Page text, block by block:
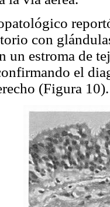
con
un estroma de
el
(Figura 10).